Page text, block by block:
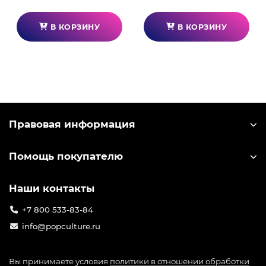
В КОРЗИНУ В КОРЗИНУ
Правовая информация
Помощь покупателю
Наши контакты
+7 800 533-83-84
info@popculture.ru
Вы принимаете условия политики в отношении обработки